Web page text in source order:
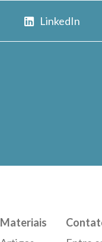
LinkedIn
Materiais